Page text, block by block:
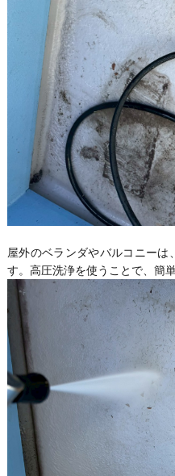
屋外のベランダやバルコニー
す。高圧洗浄を使うことで、簡